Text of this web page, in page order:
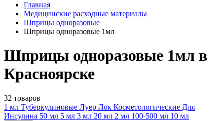
Главная
Медицинские расходные материалы
Шприцы одноразовые
Шприцы одноразовые 1мл
Шприцы одноразовые 1мл в
Красноярске
32 товаров
1 мл Туберкулиновые Луер Лок Косметологические Для
Инсулина 50 мл 5 мл 3 мл 20 мл 2 мл 100-500 мл 10 мл